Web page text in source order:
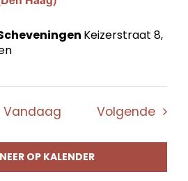
Keizerstraat 8,
Vandaag Volgende
OP KALENDER